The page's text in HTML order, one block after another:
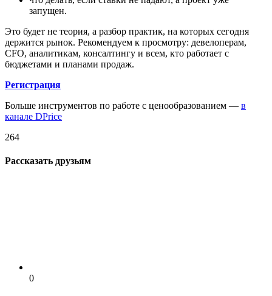
запущен.
Это будет не теория, а разбор практик, на которых сегодня
держится рынок. Рекомендуем к просмотру: девелоперам,
CFO, аналитикам, консалтингу и всем, кто работает с
бюджетами и планами продаж.
Регистрация
Больше инструментов по работе с ценообразованием — в
канале DPrice
264
Рассказать друзьям
0